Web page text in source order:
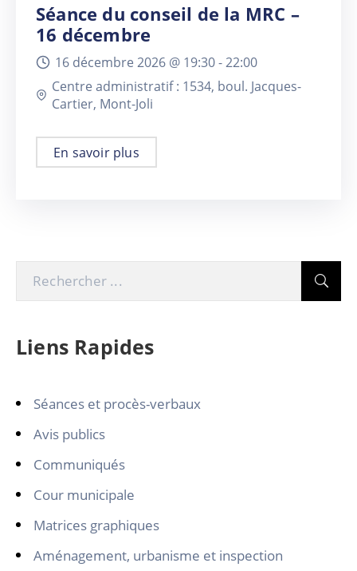
Séance du conseil de la MRC –
16 décembre
16 décembre 2026 @ 19:30 -22:00
Centre administratif : 1534, boul. Jacques-
Cartier, Mont-Joli
En savoir plus
Liens Rapides
Séances et procès-verbaux
Avis publics
Communiqués
Cour municipale
Matrices graphiques
Aménagement, urbanisme et inspection